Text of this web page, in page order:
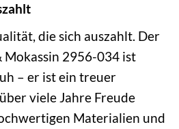
die sich auszahlt. Der
Mokassin 2956-034 ist
– er ist ein treuer
viele Jahre Freude
Materialien und